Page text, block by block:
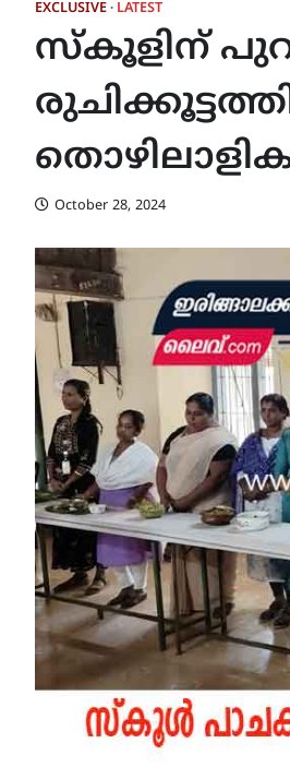
EXCLUSIVE LATEST
സ്കൂളിന്
October 28, 2024